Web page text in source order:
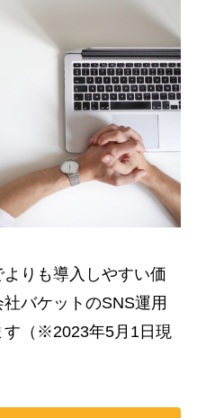
りも導入しやすい価
バケットのSNS運用
す（※2023年5月1日現